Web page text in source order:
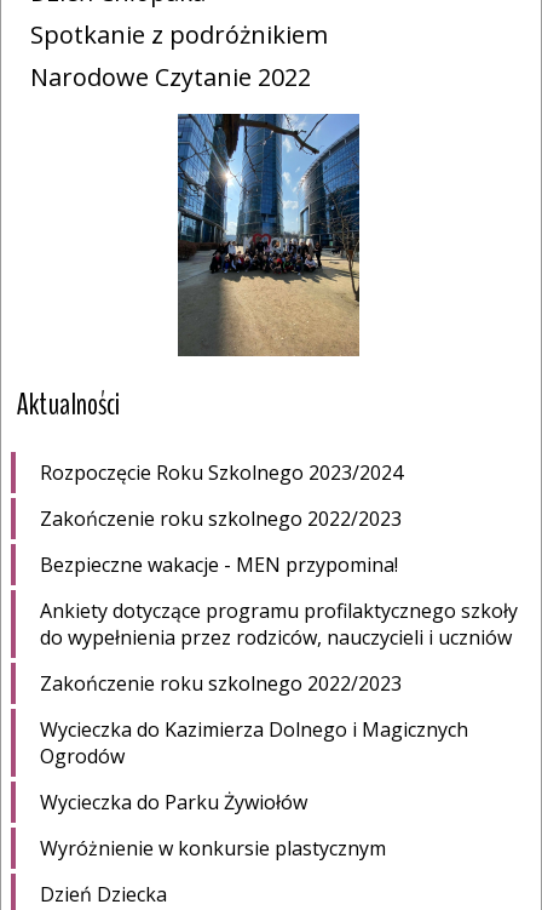
Spotkanie z podróżnikiem
Narodowe Czytanie 2022
Aktualności
Rozpoczęcie Roku Szkolnego 2023/2024
Zakończenie roku szkolnego 2022/2023
Bezpieczne wakacje - MEN przypomina!
Ankiety dotyczące programu profilaktycznego szkoły
do wypełnienia przez rodziców, nauczycieli i uczniów
Zakończenie roku szkolnego 2022/2023
Wycieczka do Kazimierza Dolnego i Magicznych
Ogrodów
Wycieczka do Parku Żywiołów
Wyróżnienie w konkursie plastycznym
Dzień Dziecka